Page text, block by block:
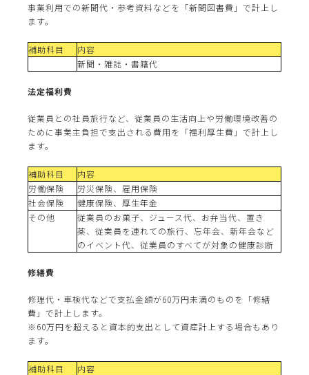
事業利用での新聞代・参考資料などを「新聞図書費」で計上し
ます。
補助科目
内容
新聞・雑誌・書籍代
法定福利費
従業員との社員旅行など、従業員の生活向上や労働環境改善の
ために事業主負担で支出される費用を「福利厚生費」で計上し
ます。
補助科目
内容
労働保険
労災保険、雇用保険
社会保険
健康保険、厚生年金
その他
従業員のお菓子、ジュース代、お弁当代、置き
薬、従業員を連れての旅行、忘年会、新年会など
のイベント代、従業員のすべてが対象の健康診断
修繕費
修理代・車検代などで支払金額が60万円未満のものを「修繕
費」で計上します。
※60万円を超えると資本的支出として資産計上する場合もあり
ます。
補助科目
内容